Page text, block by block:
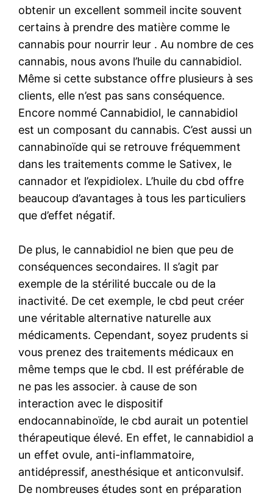
obtenir un excellent sommeil incite souvent
certains à prendre des matière comme le
cannabis pour nourrir leur . Au nombre de ces
cannabis, nous avons l’huile du cannabidiol.
Même si cette substance offre plusieurs à ses
clients, elle n’est pas sans conséquence.
Encore nommé Cannabidiol, le cannabidiol
est un composant du cannabis. C’est aussi un
cannabinoïde qui se retrouve fréquemment
dans les traitements comme le Sativex, le
cannador et l’expidiolex. L’huile du cbd offre
beaucoup d’avantages à tous les particuliers
que d’effet négatif.
De plus, le cannabidiol ne bien que peu de
conséquences secondaires. Il s’agit par
exemple de la stérilité buccale ou de la
inactivité. De cet exemple, le cbd peut créer
une véritable alternative naturelle aux
médicaments. Cependant, soyez prudents si
vous prenez des traitements médicaux en
même temps que le cbd. Il est préférable de
ne pas les associer. à cause de son
interaction avec le dispositif
endocannabinoïde, le cbd aurait un potentiel
thérapeutique élevé. En effet, le cannabidiol a
un effet ovule, anti-inflammatoire,
antidépressif, anesthésique et anticonvulsif.
De nombreuses études sont en préparation